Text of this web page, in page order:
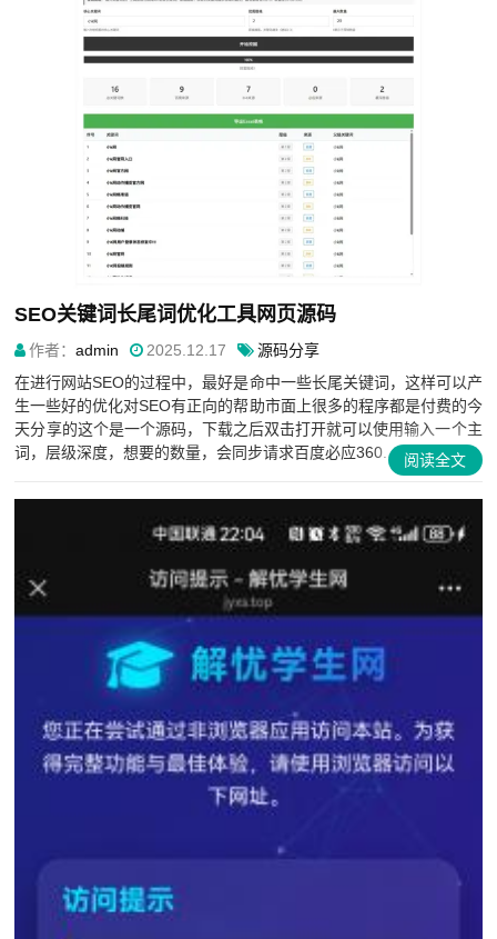
SEO关键词长尾词优化工具网页源码
作者：admin 2025.12.17
源码分享
在进行网站SEO的过程中，最好是命中一些长尾关键词，这样可以产
生一些好的优化对SEO有正向的帮助市面上很多的程序都是付费的今
天分享的这个是一个源码，下载之后双击打开就可以使用输入一个主
词，层级深度，想要的数量，会同步请求百度必应360... 阅读全文